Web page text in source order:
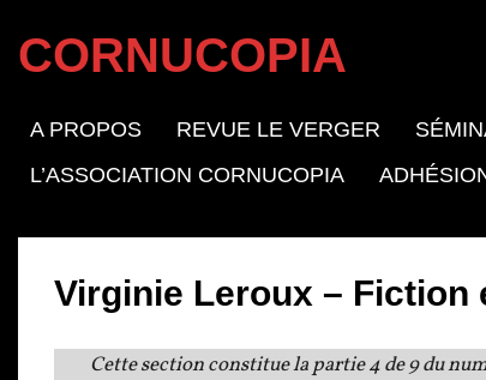
CORNUCOPIA
A PROPOS REVUE LE VERGER
L’ASSOCIATION CORNUCOPIA
Virginie Leroux – Fiction
Cette section constitue la partie 4 de 9 du